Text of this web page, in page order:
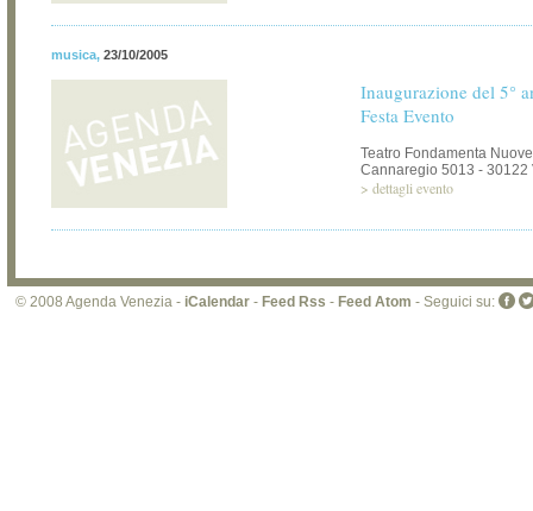
musica, 23/10/2005
Inaugurazione del 5°
Festa Evento
Teatro Fondamenta Nuove
Cannaregio 5013 - 30122
> dettagli evento
© 2008 Agenda Venezia - iCalendar - Feed Rss - Feed Atom - Seguici su: